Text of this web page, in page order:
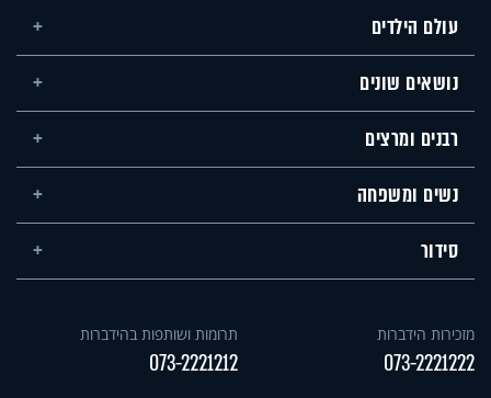
עולם הילדים
נושאים שונים
רבנים ומרצים
נשים ומשפחה
סידור
מזכירות הידברות
073-2221222
תרומות ושותפות בהידברות
073-2221212